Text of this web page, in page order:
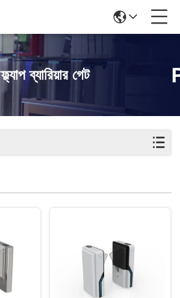
ফ্ল্যাপ ব্যারিয়ার গেট